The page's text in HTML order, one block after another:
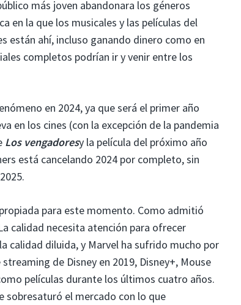
más joven abandonara los géneros
en la que los musicales y las películas del
están ahí, incluso ganando dinero como en
completos podrían ir y venir entre los
en 2024, ya que será el primer año
en los cines (con la excepción de la pandemia
Los vengadoresy la película del próximo año
está cancelando 2024 por completo, sin
para este momento. Como admitió
calidad necesita atención para ofrecer
calidad diluida, y Marvel ha sufrido mucho por
de Disney en 2019, Disney+, Mouse
películas durante los últimos cuatro años.
sobresaturó el mercado con lo que